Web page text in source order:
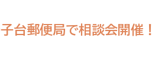
郵便局で相談会開催！